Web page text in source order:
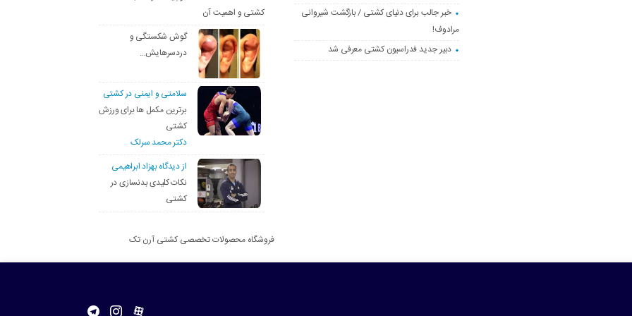
خبر جالب برای دنیای کشتی / بازگشت شیروانی
مرادوف!
دبیر جدید فدراسیون کشتی معرفی شد
کشتی و اهمیت آن
گوش شکستگی و
دردسرهایش…
سلامتی و ایمنی در کشتی
برترین مکمل ها برای ورزش
کشتی
دکتر محمد سرلک
از دیدگاه بهزاد ابراهیمی
نکات کلیدی بدنسازی در
کشتی
فروشگاه محصولات تخصصی کشتی آرن تک